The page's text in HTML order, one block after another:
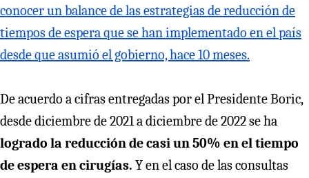
conocer un balance de las estrategias de reducción de
tiempos de espera que se han implementado en el país
desde que asumió el gobierno, hace 10 meses.
De acuerdo a cifras entregadas por el Presidente Boric,
desde diciembre de 2021 a diciembre de 2022 se ha
logrado la reducción de casi un 50% en el tiempo
de espera en cirugías. Y en el caso de las consultas